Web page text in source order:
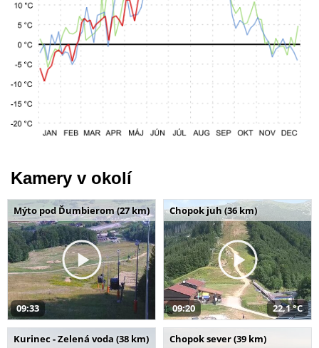
Kamery v okolí
Mýto pod Ďumbierom (27 km)
09:33
Chopok juh (36 km)
09:20 22,1 °C
Kurinec - Zelená voda (38 km) Chopok sever (39 km)